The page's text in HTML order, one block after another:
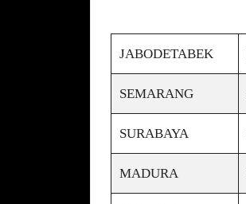
JABODETABEK
SEMARANG
SURABAYA
MADURA